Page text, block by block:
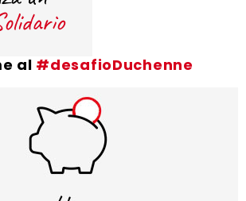
al #desafioDuchenne